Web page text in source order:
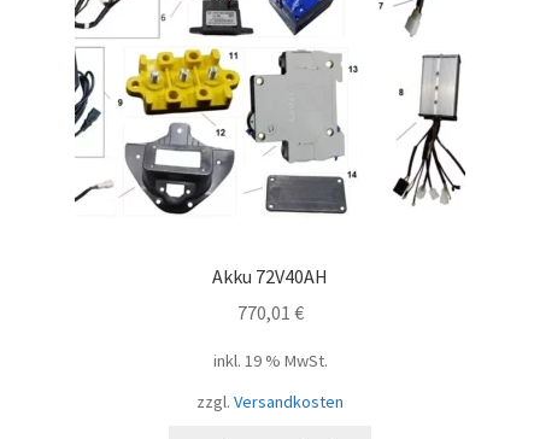
Akku 72V40AH
770,01 €
inkl. 19 % MwSt.
zzgl. Versandkosten